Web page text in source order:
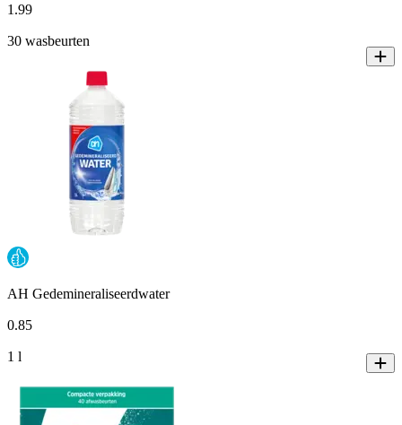
1 .99
30 wasbeurten
AH Gedemineraliseerdwater
0.85
1 l